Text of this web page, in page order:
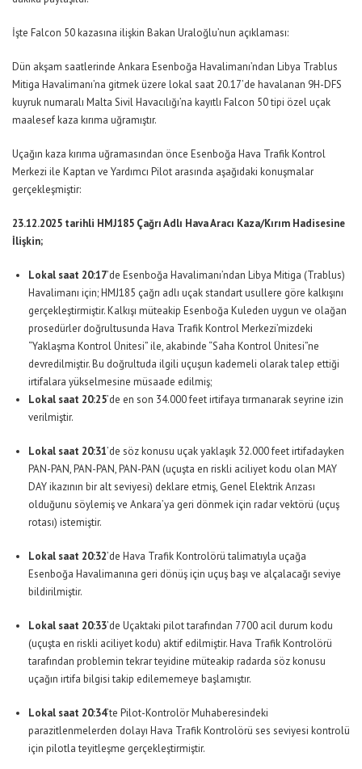
İşte Falcon 50 kazasına ilişkin Bakan Uraloğlu’nun açıklaması:
Dün akşam saatlerinde Ankara Esenboğa Havalimanı’ndan Libya Trablus
Mitiga Havalimanı’na gitmek üzere lokal saat 20.17’de havalanan 9H-DFS
kuyruk numaralı Malta Sivil Havacılığı’na kayıtlı Falcon 50 tipi özel uçak
maalesef kaza kırıma uğramıştır.
Uçağın kaza kırıma uğramasından önce Esenboğa Hava Trafik Kontrol
Merkezi ile Kaptan ve Yardımcı Pilot arasında aşağıdaki konuşmalar
gerçekleşmiştir:
23.12.2025 tarihli HMJ185 Çağrı Adlı Hava Aracı Kaza/Kırım Hadisesine
İlişkin;
Lokal saat 20:17’de Esenboğa Havalimanı’ndan Libya Mitiga (Trablus)
Havalimanı için; HMJ185 çağrı adlı uçak standart usullere göre kalkışını
gerçekleştirmiştir. Kalkışı müteakip Esenboğa Kuleden uygun ve olağan
prosedürler doğrultusunda Hava Trafik Kontrol Merkezi’mizdeki
“Yaklaşma Kontrol Ünitesi” ile, akabinde “Saha Kontrol Ünitesi”ne
devredilmiştir. Bu doğrultuda ilgili uçuşun kademeli olarak talep ettiği
irtifalara yükselmesine müsaade edilmiş;
Lokal saat 20:25’de en son 34.000 feet irtifaya tırmanarak seyrine izin
verilmiştir.
Lokal saat 20:31’de söz konusu uçak yaklaşık 32.000 feet irtifadayken
PAN-PAN, PAN-PAN, PAN-PAN (uçuşta en riskli aciliyet kodu olan MAY
DAY ikazının bir alt seviyesi) deklare etmiş, Genel Elektrik Arızası
olduğunu söylemiş ve Ankara’ya geri dönmek için radar vektörü (uçuş
rotası) istemiştir.
Lokal saat 20:32’de Hava Trafik Kontrolörü talimatıyla uçağa
Esenboğa Havalimanına geri dönüş için uçuş başı ve alçalacağı seviye
bildirilmiştir.
Lokal saat 20:33’de Uçaktaki pilot tarafından 7700 acil durum kodu
(uçuşta en riskli aciliyet kodu) aktif edilmiştir. Hava Trafik Kontrolörü
tarafından problemin tekrar teyidine müteakip radarda söz konusu
uçağın irtifa bilgisi takip edilememeye başlamıştır.
Lokal saat 20:34’te Pilot-Kontrolör Muhaberesindeki
parazitlenmelerden dolayı Hava Trafik Kontrolörü ses seviyesi kontrolü
için pilotla teyitleşme gerçekleştirmiştir.